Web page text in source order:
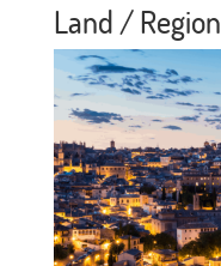
Land / Region